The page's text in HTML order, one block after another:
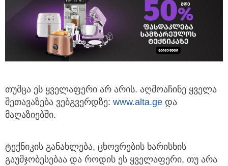
თუმცა ეს ყველაფერი არ არის. აღმოაჩინე ყველა
შეთავაზება ვებგვერდზე: www.alta.ge და
მაღაზიებში.
ტექნიკის განახლება, ცხოვრების ხარისხის
გაუმჯობესებაა და როდის ეს ყველაფერი, თუ არა